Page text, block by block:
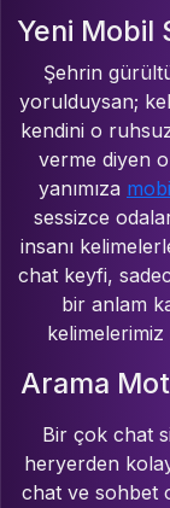
Yeni Mobil
Şehrin
yorulduysan;
kendini o
verme diyen
yanımıza
sessizce
insanı
chat keyfi,
bir anlam
kelimelerimiz
Arama
Bir çok chat
heryerden
chat ve sohbet